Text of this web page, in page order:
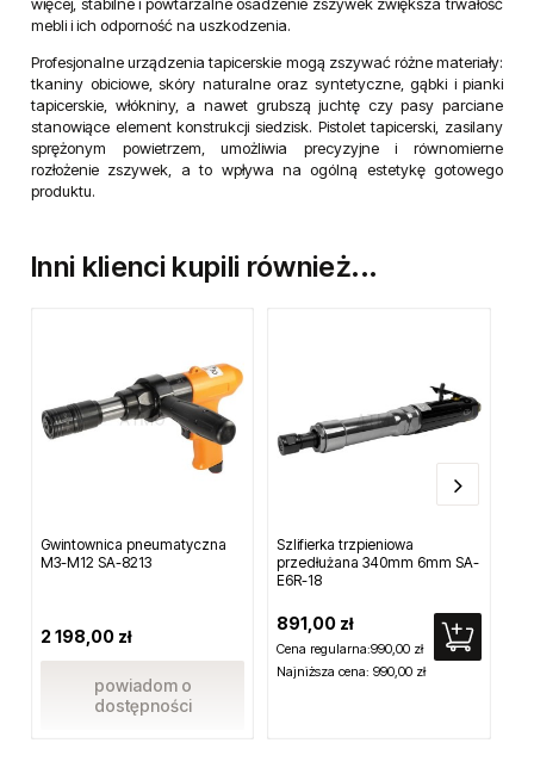
mebli i ich odporność na uszkodzenia.
Profesjonalne urządzenia tapicerskie mogą zszywać różne materiały:
tkaniny obiciowe, skóry naturalne oraz syntetyczne, gąbki i pianki
tapicerskie, włókniny, a nawet grubszą juchtę czy pasy parciane
stanowiące element konstrukcji siedzisk. Pistolet tapicerski, zasilany
sprężonym powietrzem, umożliwia precyzyjne i równomierne
rozłożenie zszywek, a to wpływa na ogólną estetykę gotowego
produktu.
Inni klienci kupili również...
Gwintownica pneumatyczna
M3-M12 SA-8213
2 198,00 zł
powiadom o
dostępności
Szlifierka trzpieniowa
przedłużana 340mm 6mm SA-
E6R-18
891,00 zł
Cena regularna:990,00 zł
Najniższa cena:990,00 zł